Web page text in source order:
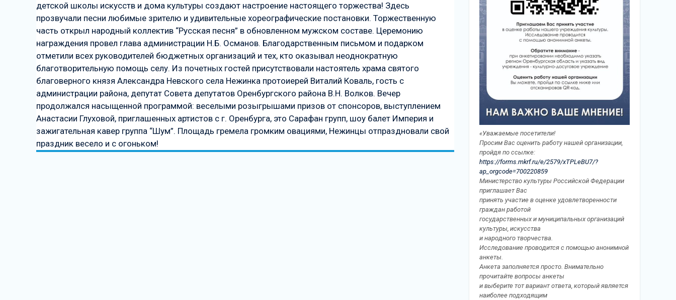
детской школы искусств и дома культуры создают настроение настоящего торжества! Здесь
прозвучали песни любимые зрителю и удивительные хореографические постановки. Торжественную
часть открыл народный коллектив “Русская песня” в обновленном мужском составе. Церемонию
награждения провел глава администрации Н.Б. Османов. Благодарственным письмом и подарком
отметили всех руководителей бюджетных организаций и тех, кто оказывал неоднократную
благотворительную помощь селу. Из почетных гостей присутствовали настоятель храма святого
благоверного князя Александра Невского села Нежинка протоиерей Виталий Коваль, гость с
администрации района, депутат Совета депутатов Оренбургского района В.Н. Волков. Вечер
продолжался насыщенной программой: веселыми розыгрышами призов от спонсоров, выступлением
Анастасии Глуховой, приглашенных артистов с г. Оренбурга, это Сарафан групп, шоу балет Империя и
зажигательная кавер группа “Шум”. Площадь гремела громким овациями, Нежинцы отпраздновали свой
праздник весело и с огоньком!
«Уважаемые посетители!
Просим Вас оценить работу нашей организации,
пройдя по ссылке:
https://forms.mkrf.ru/e/2579/xTPLeBU7/?
ap_orgcode=700220859
Министерство культуры Российской Федерации
приглашает Вас
принять участие в оценке удовлетворенности
граждан работой
государственных и муниципальных организаций
культуры, искусства
и народного творчества.
Исследование проводится с помощью анонимной
анкеты.
Анкета заполняется просто. Внимательно
прочитайте вопросы анкеты
и выберите тот вариант ответа, который является
наиболее подходящим